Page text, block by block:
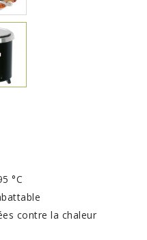
°C
contre la chaleur